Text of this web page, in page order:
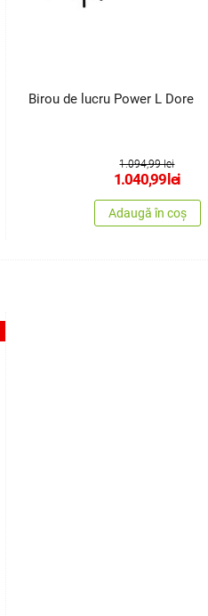
Birou de lucru Power L Dore
1.094,99 lei
1.040,99lei
Adaugă în coș